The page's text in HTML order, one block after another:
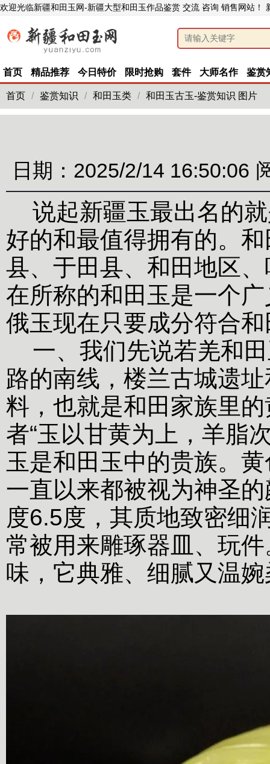
欢迎光临新疆和田玉网-新疆大型和田玉作品鉴赏 交流 咨询 销售网站！
首页 精品推荐 今日特价 限时抢购 套件 大师名作 鉴赏
首页 / 鉴赏知识 / 和田玉类 / 和田玉古玉-鉴赏知识 图片
日期：2025/2/14 16:50:06
说起新疆玉最出名的就
好的和最值得拥有的。
县、于田县、和田地区
在所称的和田玉是一个
俄玉现在只要成分符合
一、我们先说若羌和田
路的南线，楼兰古城遗
料，也就是和田家族里
者“玉以甘黄为上，羊脂
玉是和田玉中的贵族。
一直以来都被视为神圣
度6.5度，其质地致密细
常被用来雕琢器皿、玩
味，它典雅、细腻又温